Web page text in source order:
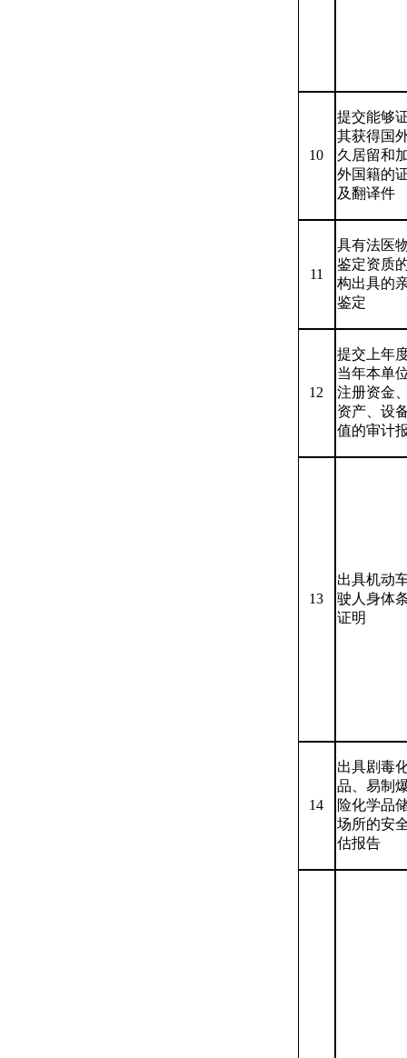
10
提交能够
其获得国
久居留和
外国籍的
及翻译件
11
具有法医
鉴定资质
构出具的
鉴定
12
提交上年
当年本单
注册资金
资产、设
值的审计
13
出具机动
驶人身体
证明
14
出具剧毒
品、易制
险化学品
场所的安
估报告